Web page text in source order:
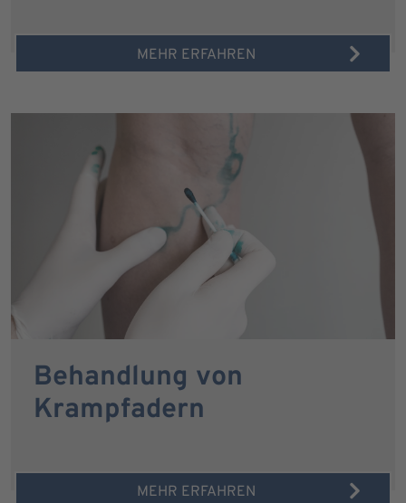
MEHR ERFAHREN
Behandlung von
Krampfadern
MEHR ERFAHREN